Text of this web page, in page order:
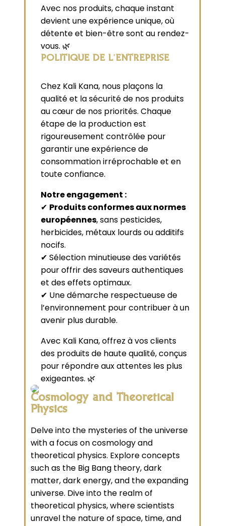
Avec nos produits, chaque instant
devient une expérience unique, où
détente et bien-être sont au rendez-
vous. 🌿
POLITIQUE DE L'ENTREPRISE
Chez Kali Kana, nous plaçons la
qualité et la sécurité de nos produits
au cœur de nos priorités. Chaque
étape de la production est
rigoureusement contrôlée pour
garantir une expérience de
consommation irréprochable et en
toute confiance.
Notre engagement :
✔ Produits conformes aux normes
européennes, sans pesticides,
herbicides, métaux lourds ou additifs
nocifs.
✔ Sélection minutieuse des variétés
pour offrir des saveurs authentiques
et des effets optimaux.
✔ Une démarche respectueuse de
l’environnement pour contribuer à un
avenir plus durable.
Avec Kali Kana, offrez à vos clients
des produits de haute qualité, conçus
pour répondre aux attentes les plus
exigeantes. 🌿
Cosmology and Theoretical
Physics
Delve into the mysteries of the universe
with a focus on cosmology and
theoretical physics. Explore concepts
such as the Big Bang theory, dark
matter, dark energy, and the expanding
universe. Dive into the realm of
theoretical physics, where scientists
unravel the nature of space, time, and